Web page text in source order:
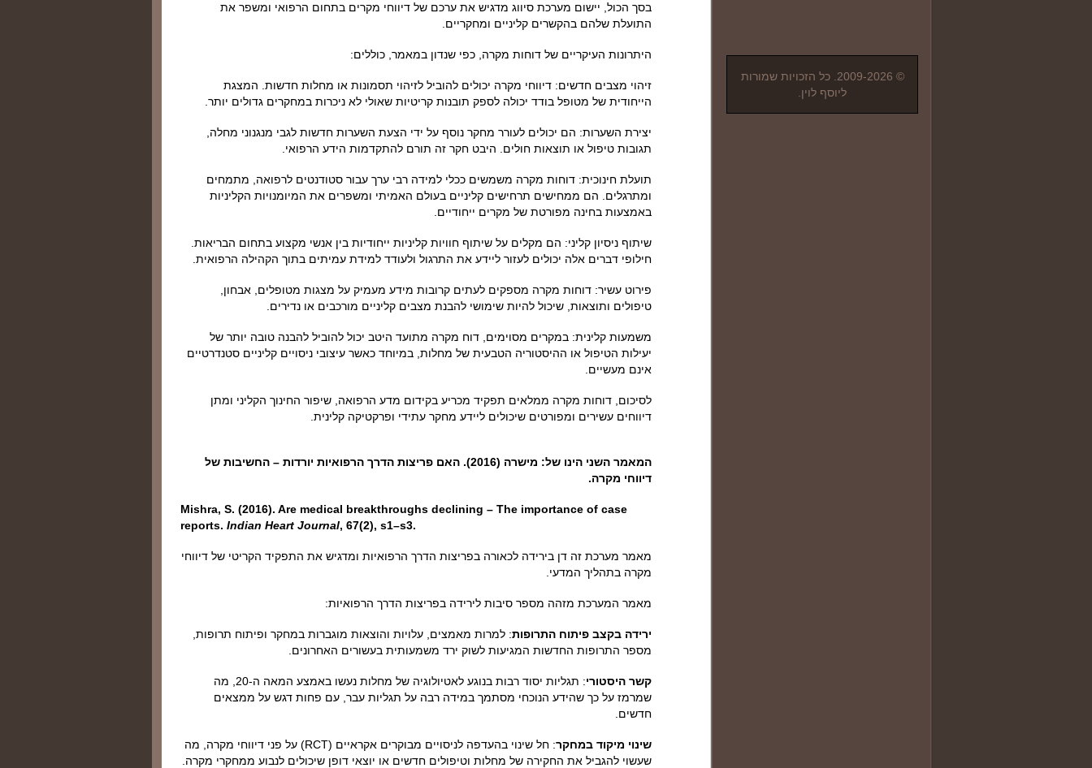
© 2009-2026. כל הזכויות שמורות
ליוסף לוין.
בסך הכול, יישום מערכת סיווג מדגיש את ערכם של דיווחי מקרים בתחום הרפואי ומשפר את
התועלת שלהם בהקשרים קליניים ומחקריים.
היתרונות העיקריים של דוחות מקרה, כפי שנדון במאמר, כוללים:
זיהוי מצבים חדשים: דיווחי מקרה יכולים להוביל לזיהוי תסמונות או מחלות חדשות. המצגת
הייחודית של מטופל בודד יכולה לספק תובנות קריטיות שאולי לא ניכרות במחקרים גדולים יותר.
יצירת השערות: הם יכולים לעורר מחקר נוסף על ידי הצעת השערות חדשות לגבי מנגנוני מחלה,
תגובות טיפול או תוצאות חולים. היבט חקר זה תורם להתקדמות הידע הרפואי.
תועלת חינוכית: דוחות מקרה משמשים ככלי למידה רבי ערך עבור סטודנטים לרפואה, מתמחים
ומתרגלים. הם ממחישים תרחישים קליניים בעולם האמיתי ומשפרים את המיומנויות הקליניות
באמצעות בחינה מפורטת של מקרים ייחודיים.
שיתוף ניסיון קליני: הם מקלים על שיתוף חוויות קליניות ייחודיות בין אנשי מקצוע בתחום הבריאות.
חילופי דברים אלה יכולים לעזור ליידע את התרגול ולעודד למידת עמיתים בתוך הקהילה הרפואית.
פירוט עשיר: דוחות מקרה מספקים לעתים קרובות מידע מעמיק על מצגות מטופלים, אבחון,
טיפולים ותוצאות, שיכול להיות שימושי להבנת מצבים קליניים מורכבים או נדירים.
משמעות קלינית: במקרים מסוימים, דוח מקרה מתועד היטב יכול להוביל להבנה טובה יותר של
יעילות הטיפול או ההיסטוריה הטבעית של מחלות, במיוחד כאשר עיצובי ניסויים קליניים סטנדרטיים
אינם מעשיים.
לסיכום, דוחות מקרה ממלאים תפקיד מכריע בקידום מדע הרפואה, שיפור החינוך הקליני ומתן
דיווחים עשירים ומפורטים שיכולים ליידע מחקר עתידי ופרקטיקה קלינית.
המאמר השני הינו של: מישרה (2016). האם פריצות הדרך הרפואיות יורדות – החשיבות של
דיווחי מקרה.
Mishra, S. (2016). Are medical breakthroughs declining – The importance of case
reports. Indian Heart Journal, 67(2), s1–s3.
מאמר מערכת זה דן בירידה לכאורה בפריצות הדרך הרפואיות ומדגיש את התפקיד הקריטי של דיווחי
מקרה בתהליך המדעי.
מאמר המערכת מזהה מספר סיבות לירידה בפריצות הדרך הרפואיות:
ירידה בקצב פיתוח התרופות: למרות מאמצים, עלויות והוצאות מוגברות במחקר ופיתוח תרופות,
מספר התרופות החדשות המגיעות לשוק ירד משמעותית בעשורים האחרונים.
קשר היסטורי
: תגליות יסוד רבות בנוגע לאטיולוגיה של מחלות נעשו באמצע המאה ה-20, מה
שמרמז על כך שהידע הנוכחי מסתמך במידה רבה על תגליות עבר, עם פחות דגש על ממצאים
חדשים.
שינוי מיקוד במחקר
: חל שינוי בהעדפה לניסויים מבוקרים אקראיים (RCT) על פני דיווחי מקרה, מה
שעשוי להגביל את החקירה של מחלות וטיפולים חדשים או יוצאי דופן שיכולים לנבוע ממחקרי מקרה.